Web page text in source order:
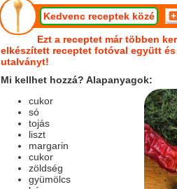
Kedvenc receptek közé
Ezt a receptet már többen
elkészített receptet fotóval együtt
utalványt!
Mi kellhet hozzá? Alapanyagok:
cukor
só
tojás
liszt
margarin
cukor
zöldség
gyümölcs